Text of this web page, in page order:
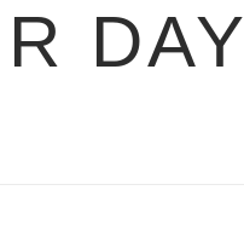
DAY